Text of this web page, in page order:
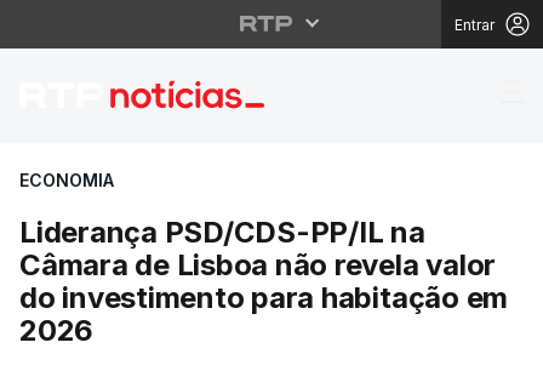
Entrar
Liderança PSD/CDS-
ECONOMIA
Liderança PSD/CDS-PP/IL na
Câmara de Lisboa não revela valor
do investimento para habitação em
2026